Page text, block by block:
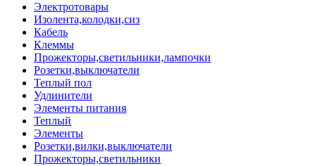
Электротовары
Изолента,колодки,сиз
Кабель
Клеммы
Прожекторы,светильники,лампочки
Розетки,выключатели
Теплый пол
Удлинители
Элементы питания
Теплый
Элементы
Розетки,вилки,выключатели
Прожекторы,светильники